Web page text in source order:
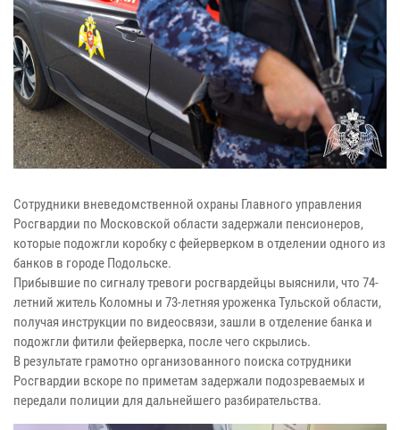
Сотрудники вневедомственной охраны Главного управления
Росгвардии по Московской области задержали пенсионеров,
которые подожгли коробку с фейерверком в отделении одного из
банков в городе Подольске.
Прибывшие по сигналу тревоги росгвардейцы выяснили, что 74-
летний житель Коломны и 73-летняя уроженка Тульской области,
получая инструкции по видеосвязи, зашли в отделение банка и
подожгли фитили фейерверка, после чего скрылись.
В результате грамотно организованного поиска сотрудники
Росгвардии вскоре по приметам задержали подозреваемых и
передали полиции для дальнейшего разбирательства.